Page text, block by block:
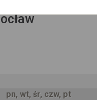
pn, wt, śr, czw, pt